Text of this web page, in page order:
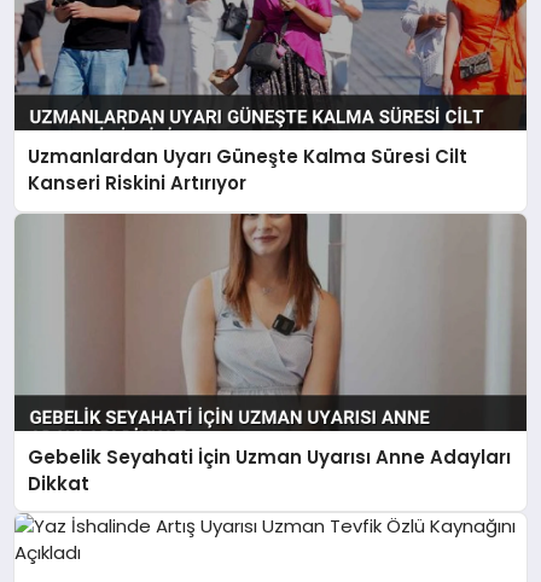
Uzmanlardan Uyarı Güneşte Kalma Süresi Cilt
Kanseri Riskini Artırıyor
Gebelik Seyahati İçin Uzman Uyarısı Anne Adayları
Dikkat